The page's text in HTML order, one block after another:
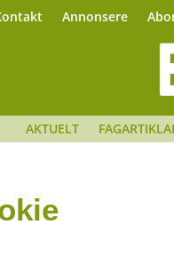
Annonsere
AKTUELT